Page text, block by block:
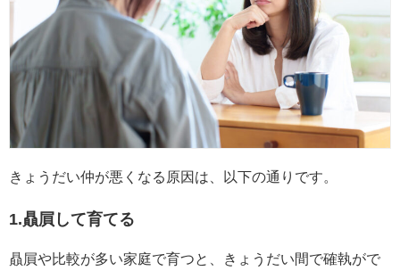
きょうだい仲が悪くなる原因は、以下の通りです。
1.贔屓して育てる
贔屓や比較が多い家庭で育つと、きょうだい間で確執がで